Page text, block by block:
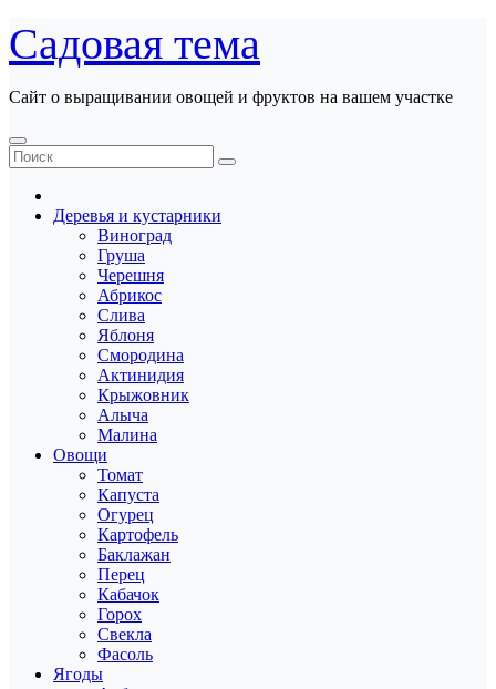
Перейти
к
содержанию
Садовая тема
Сайт о выращивании овощей и фруктов на вашем участке
Деревья и кустарники
Виноград
Груша
Черешня
Абрикос
Слива
Яблоня
Смородина
Актинидия
Крыжовник
Алыча
Малина
Овощи
Томат
Капуста
Огурец
Картофель
Баклажан
Перец
Кабачок
Горох
Свекла
Фасоль
Ягоды